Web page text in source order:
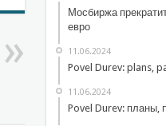
Мосбиржа
евро
11.06.2024
Povel Durev: plans,
11.06.2024
Povel Durev: планы,